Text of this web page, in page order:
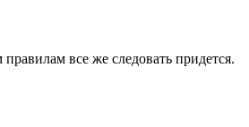
все же следовать придется.